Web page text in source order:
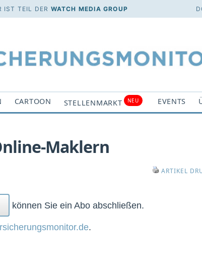
IST TEIL DER WATCH MEDIA GROUP
CARTOON STELLENMARKT NEU EVENTS
Maklern
ARTIKEL
können Sie ein Abo abschließen.
.